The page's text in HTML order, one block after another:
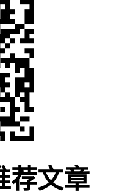
荐文章